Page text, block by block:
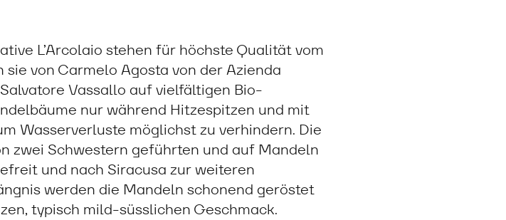
L’Arcolaio stehen für höchste Qualität vom
von Carmelo Agosta von der Azienda
Vassallo auf vielfältigen Bio-
nur während Hitzespitzen und mit
Wasserverluste möglichst zu verhindern. Die
zwei Schwestern geführten und auf Mandeln
und nach Siracusa zur weiteren
werden die Mandeln schonend geröstet
typisch mild-süsslichen Geschmack.